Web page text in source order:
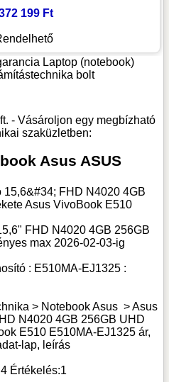
199 Ft
Laptop (notebook)
bolt
- Vásároljon egy megbízható
szaküzletben:
Asus ASUS
FHD N4020 4GB
Asus VivoBook E510
FHD N4020 4GB 256GB
max 2026-02-03-ig
: E510MA-EJ1325 :
> Notebook Asus >Asus
N4020 4GB 256GB UHD
E510 E510MA-EJ1325 ár,
lap, leírás
4Értékelés:1